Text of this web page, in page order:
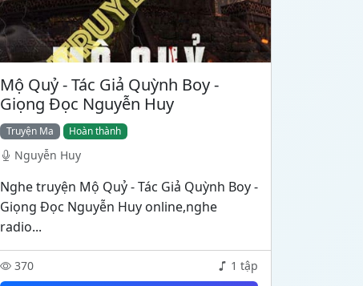
Mộ Quỷ - Tác Giả Quỳnh Boy -
Giọng Đọc Nguyễn Huy
Truyện Ma Hoàn thành
Nguyễn Huy
Nghe truyện Mộ Quỷ - Tác Giả Quỳnh Boy -
Giọng Đọc Nguyễn Huy online,nghe
radio...
370 1 tập